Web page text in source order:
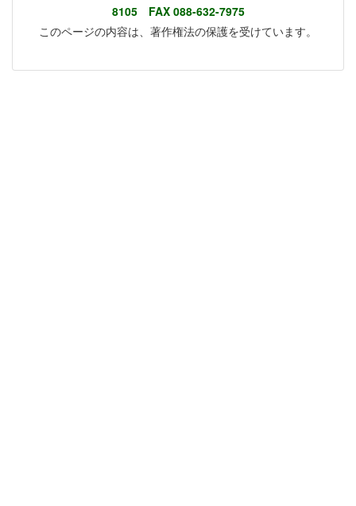
8105 FAX 088-632-7975
このページの内容は、著作権法の保護を受けています。